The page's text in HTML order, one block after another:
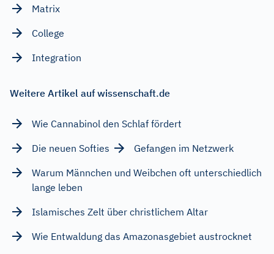
Matrix
College
Integration
Weitere Artikel auf wissenschaft.de
Wie Cannabinol den Schlaf fördert
Die neuen Softies
Gefangen im Netzwerk
Warum Männchen und Weibchen oft unterschiedlich
lange leben
Islamisches Zelt über christlichem Altar
Wie Entwaldung das Amazonasgebiet austrocknet